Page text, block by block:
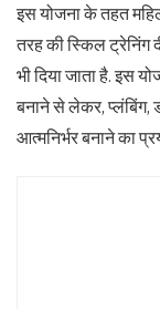
इस योजना के तहत
तरह की स्किल ट्रेनिंग
भी दिया जाता है. इस
बनाने से लेकर, प्लंबिंग,
आत्मनिर्भर बनाने का